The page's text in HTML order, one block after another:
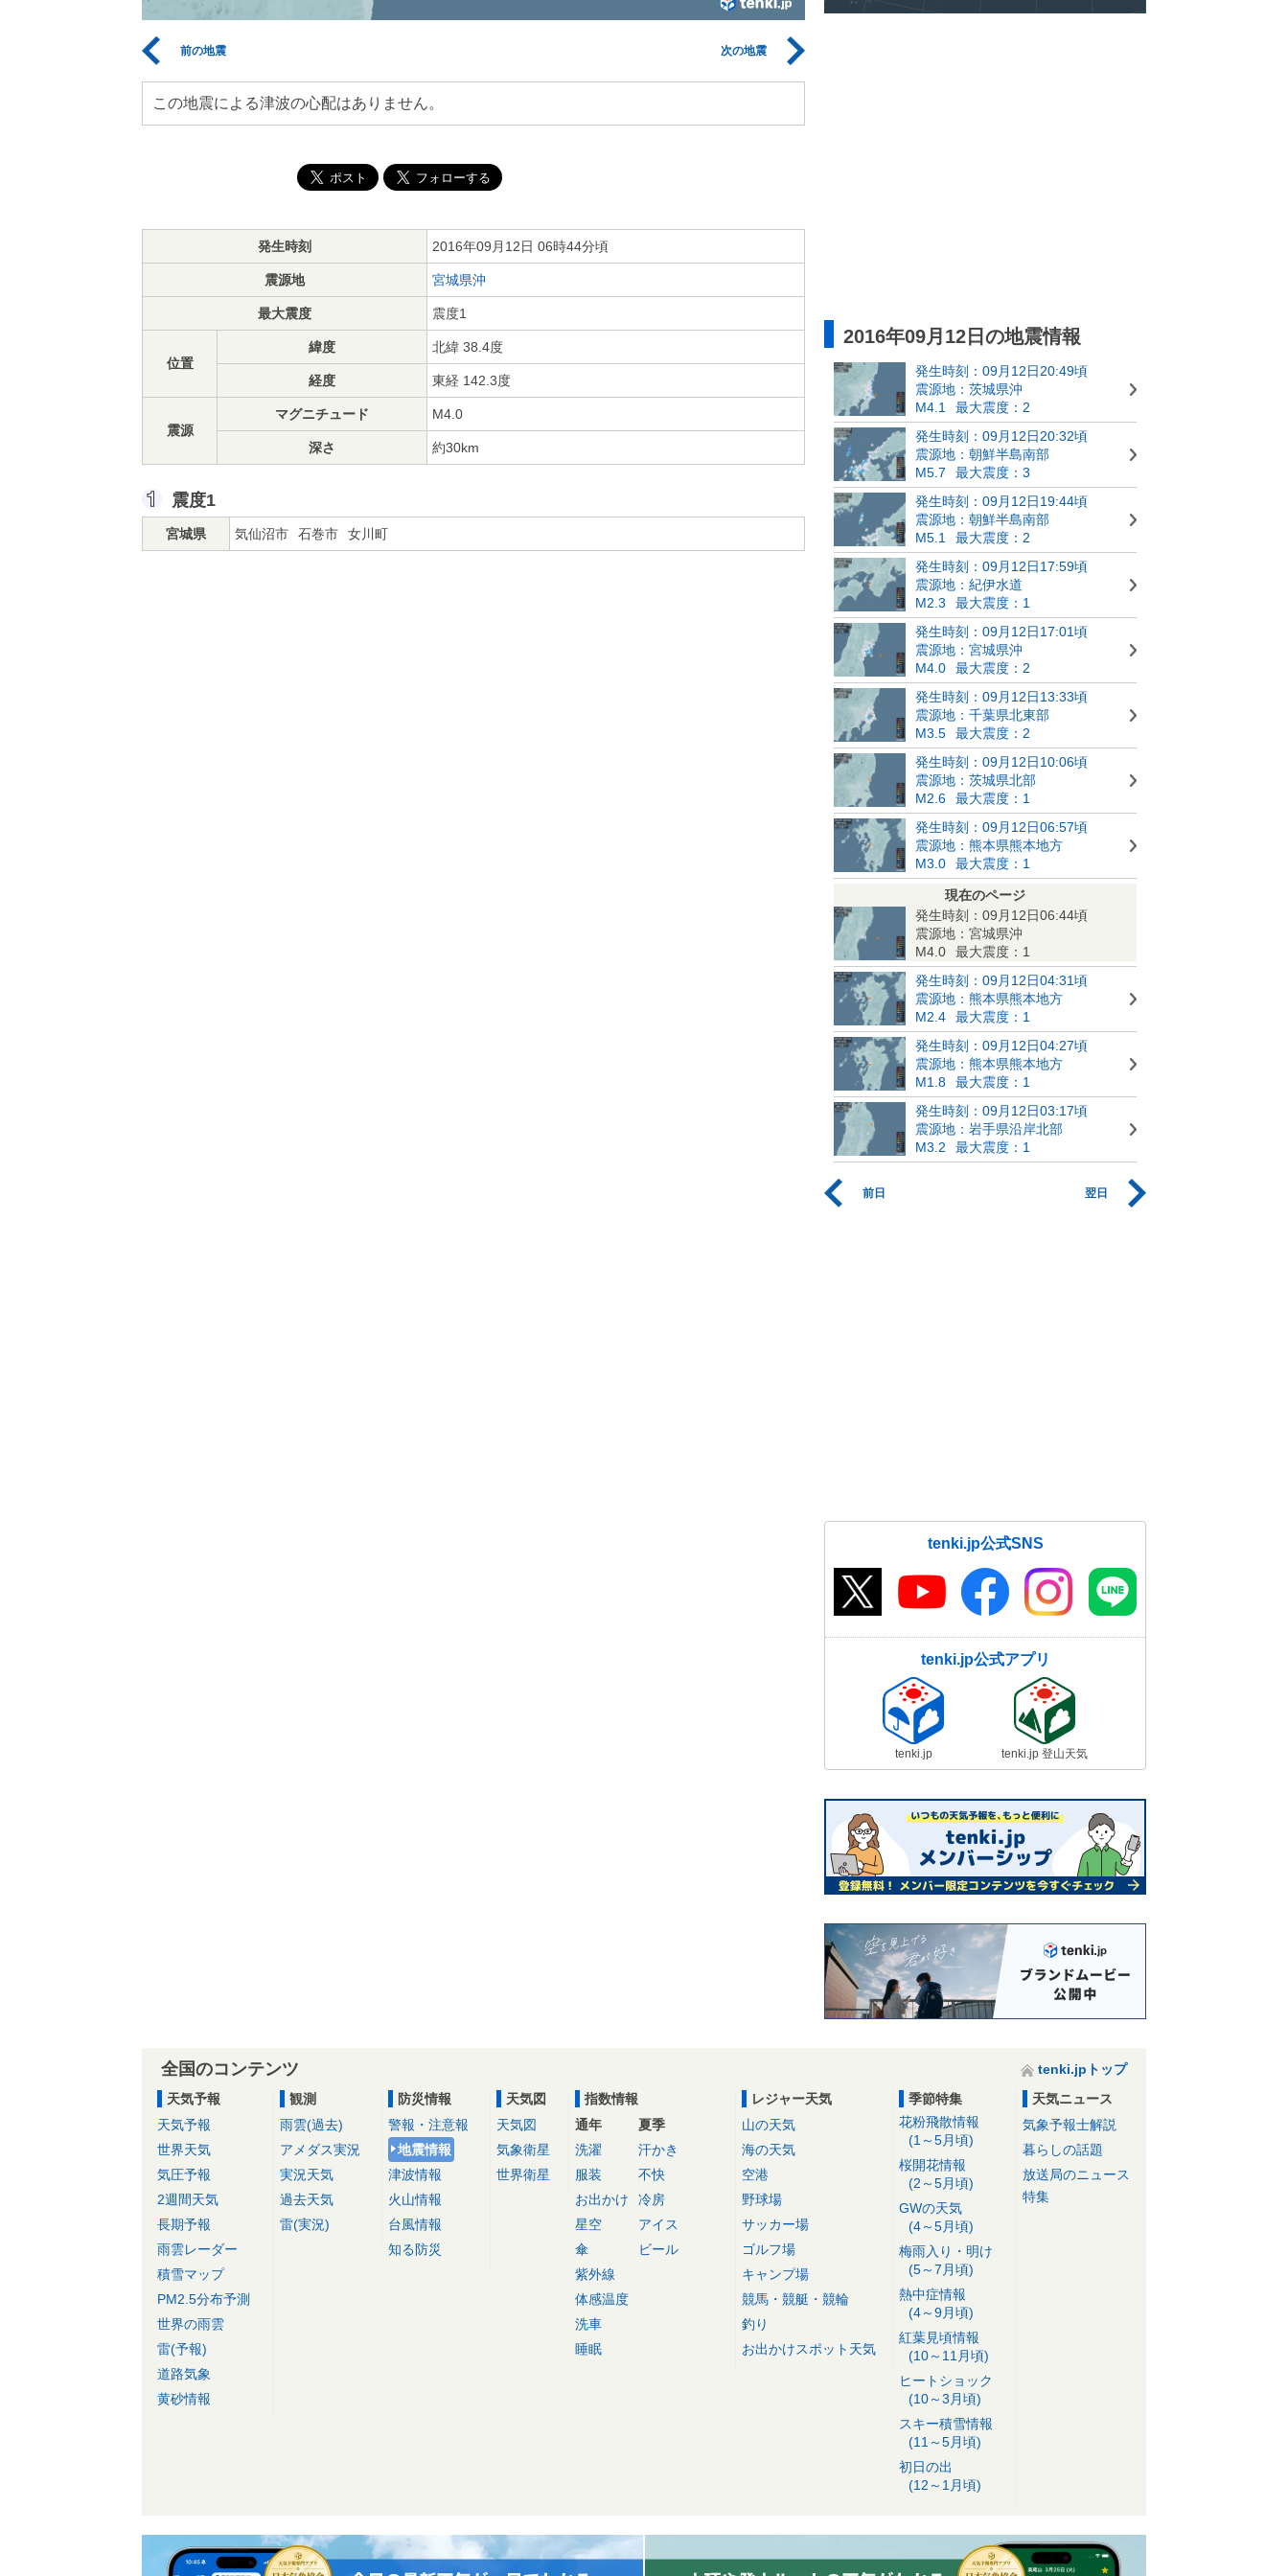
前の地震 次の地震
この地震による津波の心配はありません。
発生時刻 2016年09月12日 06時44分頃
震源地 宮城県沖
最大震度 震度1
位置
緯度 北緯 38.4度
経度 東経 142.3度
震源
マグニチュード M4.0
深さ 約30km
震度1
宮城県 気仙沼市 石巻市 女川町
2016年09月12日の地震情報
発生時刻：09月12日20:49頃
震源地：茨城県沖
M4.1
最大震度：2
発生時刻：09月12日20:32頃
震源地：朝鮮半島南部
M5.7
最大震度：3
発生時刻：09月12日19:44頃
震源地：朝鮮半島南部
M5.1
最大震度：2
発生時刻：09月12日17:59頃
震源地：紀伊水道
M2.3
最大震度：1
発生時刻：09月12日17:01頃
震源地：宮城県沖
M4.0
最大震度：2
発生時刻：09月12日13:33頃
震源地：千葉県北東部
M3.5
最大震度：2
発生時刻：09月12日10:06頃
震源地：茨城県北部
M2.6
最大震度：1
発生時刻：09月12日06:57頃
震源地：熊本県熊本地方
M3.0
最大震度：1
現在のページ
発生時刻：09月12日06:44頃
震源地：宮城県沖
M4.0
最大震度：1
発生時刻：09月12日04:31頃
震源地：熊本県熊本地方
M2.4
最大震度：1
発生時刻：09月12日04:27頃
震源地：熊本県熊本地方
M1.8
最大震度：1
発生時刻：09月12日03:17頃
震源地：岩手県沿岸北部
M3.2
最大震度：1
前日 翌日
tenki.jp公式SNS
tenki.jp公式アプリ
tenki.jp tenki.jp 登山天気
全国のコンテンツ
tenki.jpトップ
天気予報
天気予報
世界天気
気圧予報
2週間天気
長期予報
雨雲レーダー
積雪マップ
PM2.5分布予測
世界の雨雲
雷(予報)
道路気象
黄砂情報
観測
雨雲(過去)
アメダス実況
実況天気
過去天気
雷(実況)
防災情報
警報・注意報
地震情報
津波情報
火山情報
台風情報
知る防災
天気図
天気図
気象衛星
世界衛星
指数情報
通年
洗濯
服装
お出かけ
星空
傘
紫外線
体感温度
洗車
睡眠
夏季
汗かき
不快
冷房
アイス
ビール
レジャー天気
山の天気
海の天気
空港
野球場
サッカー場
ゴルフ場
キャンプ場
競馬・競艇・競輪
釣り
お出かけスポット天気
季節特集
花粉飛散情報
(1～5月頃)
桜開花情報
(2～5月頃)
GWの天気
(4～5月頃)
梅雨入り・明け
(5～7月頃)
熱中症情報
(4～9月頃)
紅葉見頃情報
(10～11月頃)
ヒートショック
(10～3月頃)
スキー積雪情報
(11～5月頃)
初日の出
(12～1月頃)
天気ニュース
気象予報士解説
暮らしの話題
放送局のニュース
特集